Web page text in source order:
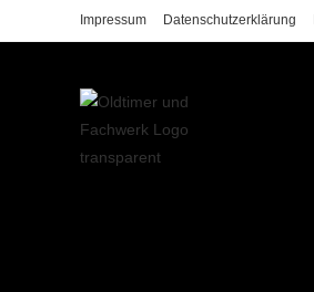
Impressum Datenschutzerklärung